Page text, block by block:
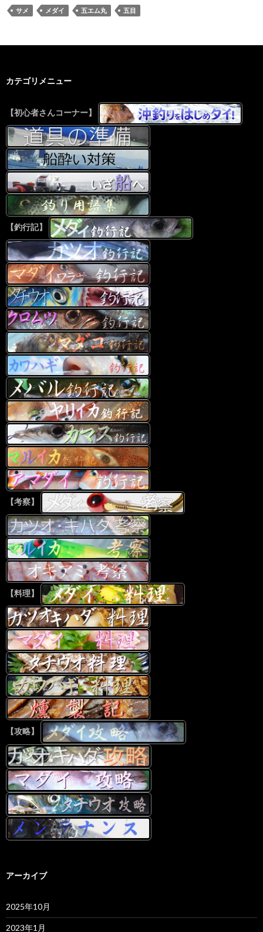
サメ メダイ 五エム丸 五目
カテゴリメニュー
【初心者さんコーナー】
【釣行記】
【考察】
【料理】
【攻略】
アーカイブ
2025年10月
2023年1月